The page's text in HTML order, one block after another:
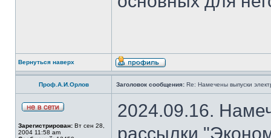
Вернуться наверх
Проф.А.И.Орлов Заголовок сообщения: Re: Намечены выпуски
Зарегистрирован: Вт сен 28,
2004 11:58 am
2024.09.16.
рассылки